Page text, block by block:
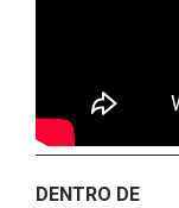
DENTRO DE